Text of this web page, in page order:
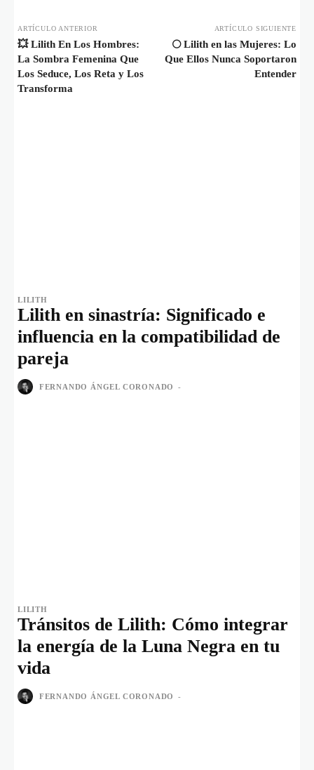
ARTÍCULO ANTERIOR
💥 Lilith En Los Hombres:
La Sombra Femenina Que
Los Seduce, Los Reta y Los
Transforma
ARTÍCULO SIGUIENTE
🌕 Lilith en las Mujeres: Lo
Que Ellos Nunca Soportaron
Entender
LILITH
Lilith en sinastría: Significado e
influencia en la compatibilidad de
pareja
FERNANDO ÁNGEL CORONADO -
LILITH
Tránsitos de Lilith: Cómo integrar
la energía de la Luna Negra en tu
vida
FERNANDO ÁNGEL CORONADO -